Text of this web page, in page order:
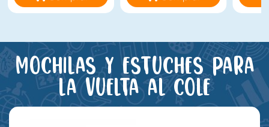
Mochilas y estuches para
la vuelta al cole